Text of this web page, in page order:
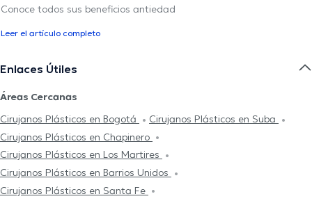
Conoce todos sus beneficios antiedad
Leer el artículo completo
Enlaces Útiles
Áreas Cercanas
Cirujanos Plásticos en Bogotá
Cirujanos Plásticos en Suba
Cirujanos Plásticos en Chapinero
Cirujanos Plásticos en Los Martires
Cirujanos Plásticos en Barrios Unidos
Cirujanos Plásticos en Santa Fe